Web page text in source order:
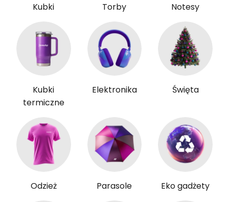
Kubki Torby Notesy
Kubki
termiczne
Elektronika Święta
Odzież Parasole Eko gadżety